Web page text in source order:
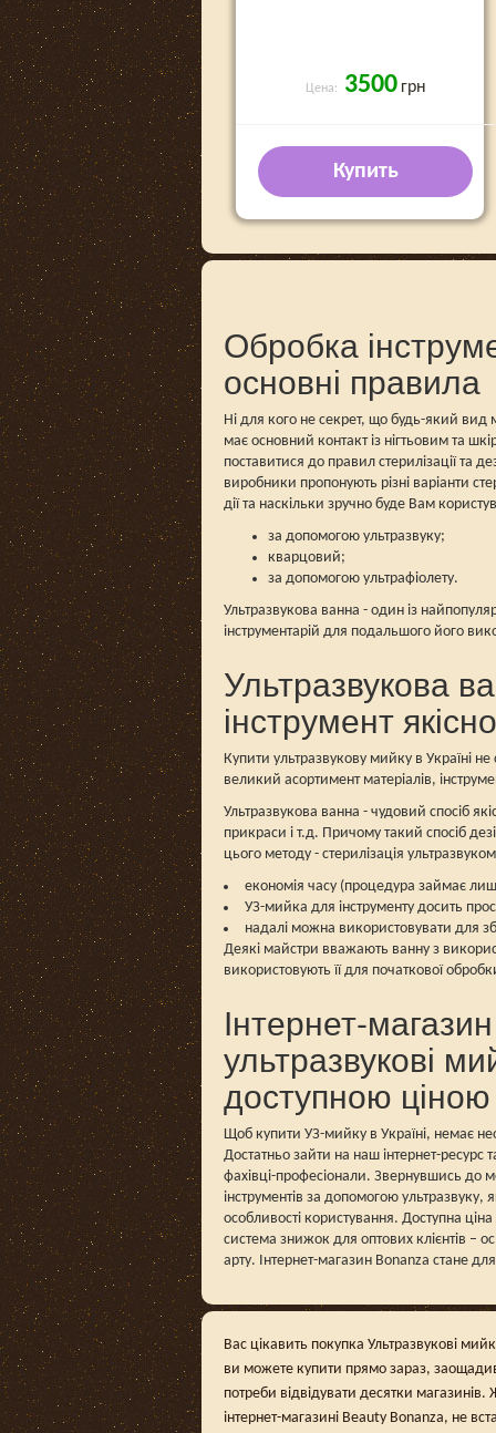
Цена: 3500 грн
Купить
Обробка
основні правила
Ні для кого не секрет, що будь-який вид
має основний контакт із нігтьовим та
поставитися до правил стерилізації та
виробники пропонують різні варіанти
дії та наскільки зручно буде Вам
за допомогою ультразвуку;
кварцовий;
за допомогою ультрафіолету.
Ультразвукова ванна - один із
інструментарій для подальшого його
Ультразвукова
інструмент якісно
Купити ультразвукову мийку в Україні
великий асортимент матеріалів,
Ультразвукова ванна - чудовий спосіб
прикраси і т.д. Причому такий спосіб
цього методу - стерилізація
економія часу (процедура займає
УЗ-мийка для інструменту досить
надалі можна використовувати для
Деякі майстри вважають ванну з
використовують її для початкової
Інтернет-
ультразвукові
доступною ціною
Щоб купити УЗ-мийку в Україні, немає
Достатньо зайти на наш інтернет-
фахівці-професіонали. Звернувшись до
інструментів за допомогою ультразвуку,
особливості користування. Доступна
система знижок для оптових клієнтів –
арту. Інтернет-магазин Bonanza стане
Вас цікавить покупка Ультразвукові
ви можете купити прямо зараз,
потреби відвідувати десятки
інтернет-магазині Beauty Bonanza, не